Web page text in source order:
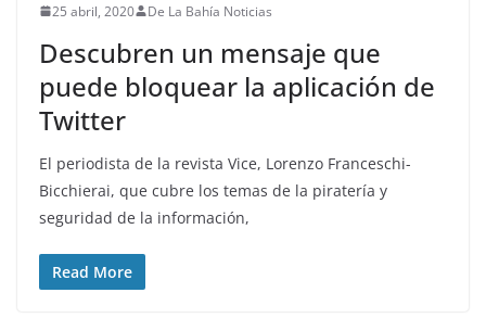
25 abril, 2020 De La Bahía Noticias
Descubren un mensaje que
puede bloquear la aplicación de
Twitter
El periodista de la revista Vice, Lorenzo Franceschi-
Bicchierai, que cubre los temas de la piratería y
seguridad de la información,
Read More